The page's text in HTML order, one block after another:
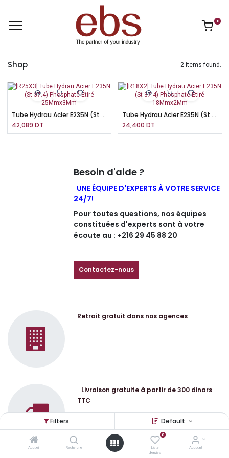
Filters Default
Accueil Recherche
0
Liste
d'envies
Account
0
Shop 2 items found.
Tube Hydrau Acier E235N (St 37.4) Phosphaté Étiré 25Mmx3Mm
42,089 DT
Tube Hydrau Acier E235N (St 37.4) Phosphaté Étiré 18Mmx2Mm
24,400 DT
Besoin d'aide ?
UNE ÉQUIPE D'EXPERTS À VOTRE SERVICE
24/7!
Pour toutes questions, nos équipes
constituées d'experts sont à votre
écoute au : +216 29 45 88 20
Contactez-nous
Retrait gratuit dans nos agences
Livraison gratuite à partir de 300 dinars
TTC